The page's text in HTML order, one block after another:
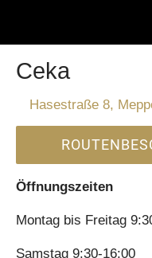
Ceka
Hasestraße 8,
Öffnungszeiten
Montag bis Freitag
Samstag 9:30-16:00